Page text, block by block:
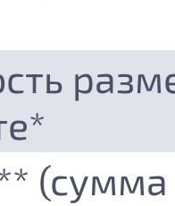
(сумма